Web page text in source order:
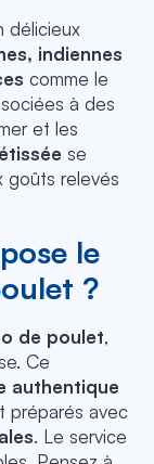
délicieux
indiennes
comme le
à des
et les
se
goûts relevés
le
?
de poulet,
Ce
authentique
préparés avec
. Le service